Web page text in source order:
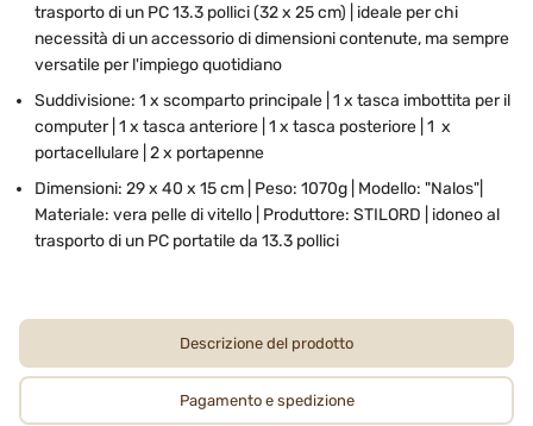
trasporto di un PC 13.3 pollici (32 x 25 cm) | ideale per chi
necessità di un accessorio di dimensioni contenute, ma sempre
versatile per l'impiego quotidiano
Suddivisione: 1 x scomparto principale | 1 x tasca imbottita per il
computer | 1 x tasca anteriore | 1 x tasca posteriore | 1 x
portacellulare | 2 x portapenne
Dimensioni: 29 x 40 x 15 cm | Peso: 1070g | Modello: "Nalos"|
Materiale: vera pelle di vitello | Produttore: STILORD | idoneo al
trasporto di un PC portatile da 13.3 pollici
Descrizione del prodotto
Pagamento e spedizione